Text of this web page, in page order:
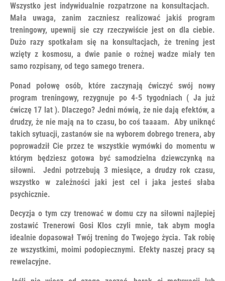
Wszystko jest indywidualnie rozpatrzone na konsultacjach.
Mała uwaga, zanim zaczniesz realizować jakiś program
treningowy, upewnij sie czy rzeczywiście jest on dla ciebie.
Dużo razy spotkałam się na konsultacjach, że trening jest
wzięty z kosmosu, a dwie panie o rożnej wadze miały ten
samo rozpisany, od tego samego trenera.
Ponad połowę osób, które zaczynają ćwiczyć swój nowy
program treningowy, rezygnuje po 4-5 tygodniach ( Ja już
ćwiczę 17 lat ). Dlaczego? Jedni mówią, że nie dają efektów, a
drudzy, że nie mają na to czasu, bo coś taaaam. Aby uniknąć
takich sytuacji, zastanów sie na wyborem dobrego trenera, aby
poprowadził Cie przez te wszystkie wymówki do momentu w
którym będziesz gotowa być samodzielna dziewczynką na
siłowni. Jedni potrzebują 3 miesiące, a drudzy rok czasu,
wszystko w zależności jaki jest cel i jaka jesteś słaba
psychicznie.
Decyzja o tym czy trenować w domu czy na siłowni najlepiej
zostawić Trenerowi Gosi Klos czyli mnie, tak abym mogła
idealnie dopasował Twój trening do Twojego życia. Tak robię
ze wszystkimi, moimi podopiecznymi. Efekty naszej pracy są
rewelacyjne.